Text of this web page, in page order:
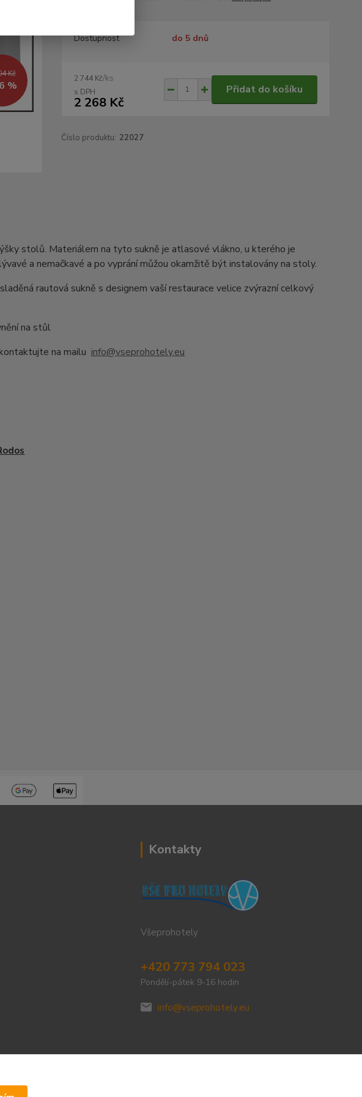
Kč
%
Dostupnost do 5 dnů
2 744 Kč/ks
2 268 Kč
Přidat do košíku
Číslo produktu: 22027
stolů. Materiálem na tyto sukně je atlasové vlákno, u kterého je
a nemačkavé a po vyprání můžou okamžitě být instalovány na stoly.
rautová sukně s designem vaší restaurace velice zvýrazní celkový
na stůl
na mailu info@vseprohotely.eu
Kontakty
Všeprohotely
+420 773 794 023
Pondělí-pátek 9-16 hodin
info@vseprohotely.eu